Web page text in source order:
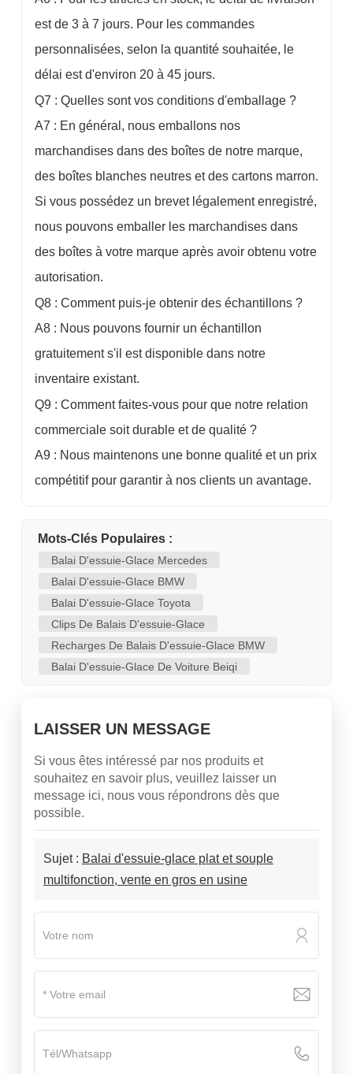
est de 3 à 7 jours. Pour les commandes
personnalisées, selon la quantité souhaitée, le
délai est d'environ 20 à 45 jours.
Q7 : Quelles sont vos conditions d'emballage ?
A7 : En général, nous emballons nos
marchandises dans des boîtes de notre marque,
des boîtes blanches neutres et des cartons marron.
Si vous possédez un brevet légalement enregistré,
nous pouvons emballer les marchandises dans
des boîtes à votre marque après avoir obtenu votre
autorisation.
Q8 : Comment puis-je obtenir des échantillons ?
A8 : Nous pouvons fournir un échantillon
gratuitement s'il est disponible dans notre
inventaire existant.
Q9 : Comment faites-vous pour que notre relation
commerciale soit durable et de qualité ?
A9 : Nous maintenons une bonne qualité et un prix
compétitif pour garantir à nos clients un avantage.
Mots-Clés Populaires :
Balai D'essuie-Glace Mercedes
Balai D'essuie-Glace BMW
Balai D'essuie-Glace Toyota
Clips De Balais D'essuie-Glace
Recharges De Balais D'essuie-Glace BMW
Balai D'essuie-Glace De Voiture Beiqi
LAISSER UN MESSAGE
Si vous êtes intéressé par nos produits et
souhaitez en savoir plus, veuillez laisser un
message ici, nous vous répondrons dès que
possible.
Sujet : Balai d'essuie-glace plat et souple
multifonction, vente en gros en usine